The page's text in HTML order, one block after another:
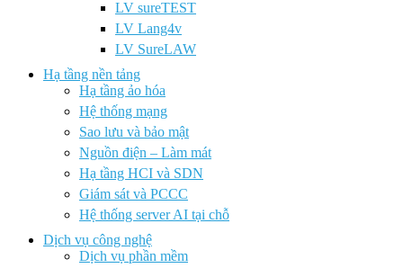
LV sureTEST
LV Lang4v
LV SureLAW
Hạ tầng nền tảng
Hạ tầng ảo hóa
Hệ thống mạng
Sao lưu và bảo mật
Nguồn điện – Làm mát
Hạ tầng HCI và SDN
Giám sát và PCCC
Hệ thống server AI tại chỗ
Dịch vụ công nghệ
Dịch vụ phần mềm